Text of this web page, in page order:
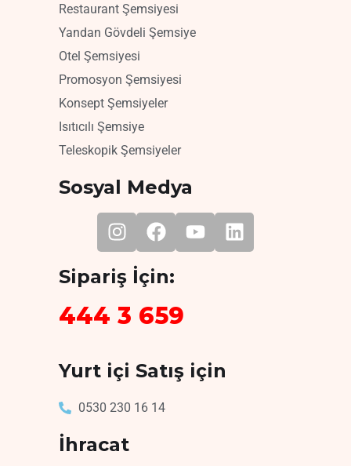
Restaurant Şemsiyesi
Yandan Gövdeli Şemsiye
Otel Şemsiyesi
Promosyon Şemsiyesi
Konsept Şemsiyeler
Isıtıcılı Şemsiye
Teleskopik Şemsiyeler
Sosyal Medya
Sipariş İçin:
444 3 659
Yurt içi Satış için
0530 230 16 14
İhracat